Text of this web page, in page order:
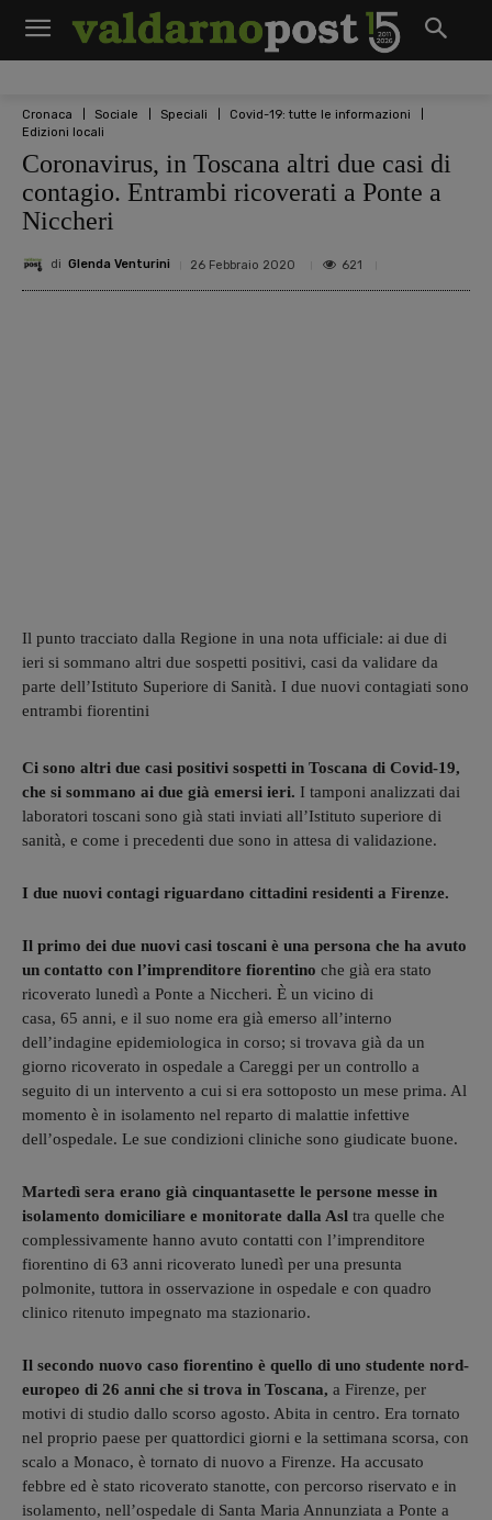
Cronaca Sociale Speciali
Covid-19: tutte le informazioni
Edizioni locali
Coronavirus, in Toscana altri due casi di
contagio. Entrambi ricoverati a Ponte a
Niccheri
di Glenda Venturini 26 Febbraio 2020 621
Il punto tracciato dalla Regione in una nota ufficiale: ai due di
ieri si sommano altri due sospetti positivi, casi da validare da
parte dell’Istituto Superiore di Sanità. I due nuovi contagiati sono
entrambi fiorentini
Ci sono altri due casi positivi sospetti in Toscana di Covid-19,
che si sommano ai due già emersi ieri. I tamponi analizzati dai
laboratori toscani sono già stati inviati all’Istituto superiore di
sanità, e come i precedenti due sono in attesa di validazione.
I due nuovi contagi riguardano cittadini residenti a Firenze.
Il primo dei due nuovi casi toscani è una persona che ha avuto
un contatto con l’imprenditore fiorentino che già era stato
ricoverato lunedì a Ponte a Niccheri. È un vicino di
casa, 65 anni, e il suo nome era già emerso all’interno
dell’indagine epidemiologica in corso; si trovava già da un
giorno ricoverato in ospedale a Careggi per un controllo a
seguito di un intervento a cui si era sottoposto un mese prima. Al
momento è in isolamento nel reparto di malattie infettive
dell’ospedale. Le sue condizioni cliniche sono giudicate buone.
Martedì sera erano già cinquantasette le persone messe in
isolamento domiciliare e monitorate dalla Asl tra quelle che
complessivamente hanno avuto contatti con l’imprenditore
fiorentino di 63 anni ricoverato lunedì per una presunta
polmonite, tuttora in osservazione in ospedale e con quadro
clinico ritenuto impegnato ma stazionario.
Il secondo nuovo caso fiorentino è quello di uno studente nord-
europeo di 26 anni che si trova in Toscana, a Firenze, per
motivi di studio dallo scorso agosto. Abita in centro. Era tornato
nel proprio paese per quattordici giorni e la settimana scorsa, con
scalo a Monaco, è tornato di nuovo a Firenze. Ha accusato
febbre ed è stato ricoverato stanotte, con percorso riservato e in
isolamento, nell’ospedale di Santa Maria Annunziata a Ponte a